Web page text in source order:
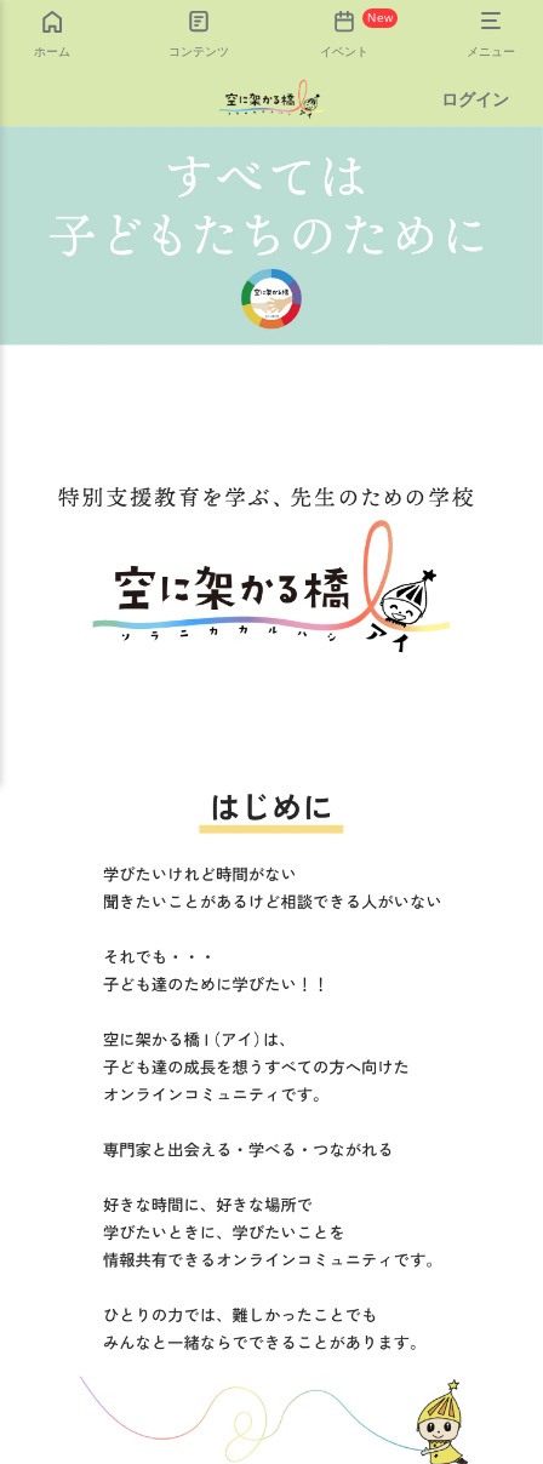
ホーム コンテンツ
New
イベント メニュー
ログイン